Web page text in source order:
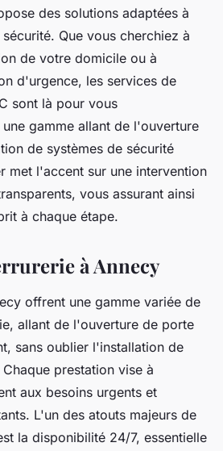
: les
tous vos
•4 min de lecture
des solutions adaptées à
Que vous cherchiez à
de votre domicile ou à
d'urgence, les services de
sont là pour vous
gamme allant de l'ouverture
de systèmes de sécurité
met l'accent sur une intervention
vous assurant ainsi
à chaque étape.
à Annecy
offrent une gamme variée de
allant de l'ouverture de porte
sans oublier l'installation de
prestation vise à
aux besoins urgents et
L'un des atouts majeurs de
la disponibilité 24/7, essentielle